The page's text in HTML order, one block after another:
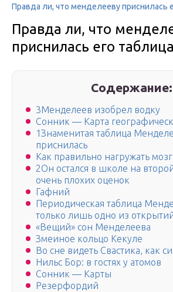
Правда ли, что менделееву приснилась
Правда ли, что
приснилась его
Содержание:
3Менделеев изобрел водку
Сонник — Карта
1Знаменитая таблица
приснилась
Как правильно нагружать мозг
2Он остался в школе на
очень плохих оценок
Гафний
Периодическая таблица
только лишь одно из
«Вещий» сон Менделеева
Змеиное кольцо Кекуле
Во сне видеть Свастика, как
Нильс Бор: в гостях у атомов
Сонник — Карты
Резерфордий